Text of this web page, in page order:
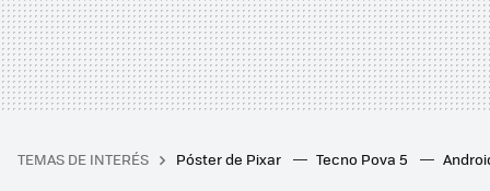
TEMAS DE INTERÉS Póster de Pixar Tecno Pova 5